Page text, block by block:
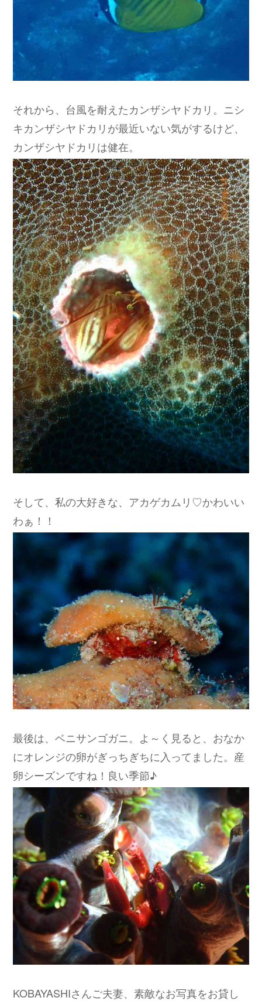
それから、台風を耐えたカンザシヤドカリ。ニシ
キカンザシヤドカリが最近いない気がするけど、
カンザシヤドカリは健在。
そして、私の大好きな、アカゲカムリ♡かわいい
わぁ！！
最後は、ベニサンゴガニ。よ～く見ると、おなか
にオレンジの卵がぎっちぎちに入ってました。産
卵シーズンですね！良い季節♪
KOBAYASHIさんご夫妻、素敵なお写真をお貸し